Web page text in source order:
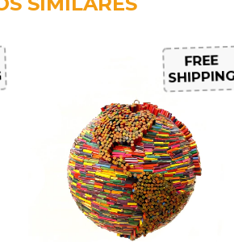
FREE
SHIPPING